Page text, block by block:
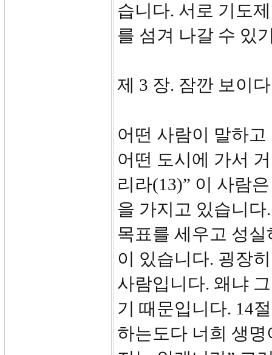
습니다. 서로 기도
를 섬겨 나갈 수 있
제 3 장. 잠깐 보이
어떤 사람이 말하
어떤 도시에 가서
리라(13)” 이 사람
을 가지고 있습니
목표를 세우고 성
이 있습니다. 굉장
사람입니다. 왜냐
기 때문입니다. 14
하는도다 너희 생